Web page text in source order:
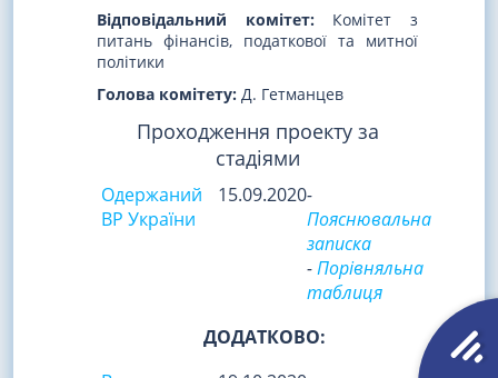
Відповідальний комітет:Комітет з
питань фінансів, податкової та митної
політики
Голова комітету: Д. Гетманцев
Проходження проекту за
стадіями
Одержаний
ВР України
15.09.2020-
Пояснювальна
записка
-Порівняльна
таблиця
ДОДАТКОВО: